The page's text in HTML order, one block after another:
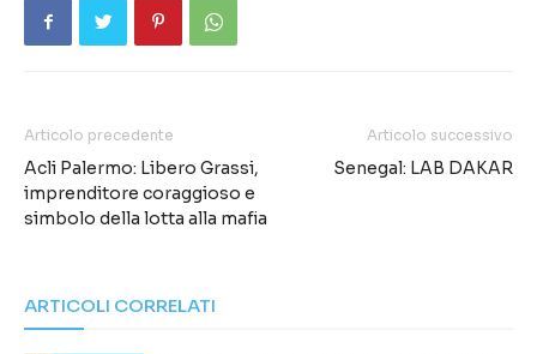
Articolo precedente
Acli Palermo: Libero Grassi,
imprenditore coraggioso e
simbolo della lotta alla mafia
Articolo successivo
Senegal: LAB DAKAR
ARTICOLI CORRELATI